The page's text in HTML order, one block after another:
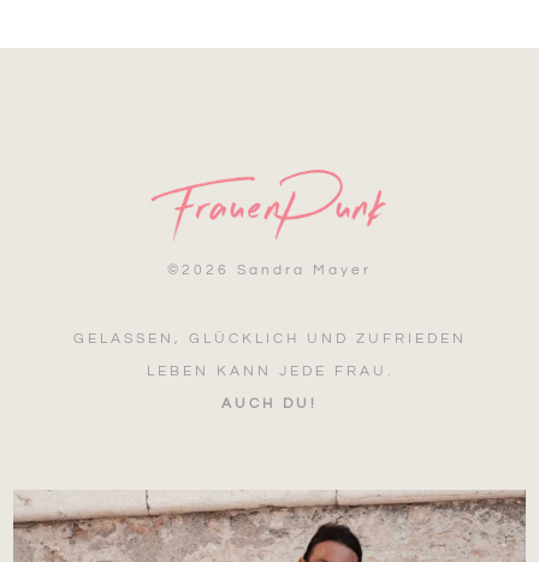
© 2026 Sandra Mayer
GELASSEN, GLÜCKLICH UND ZUFRIEDEN
LEBEN KANN JEDE FRAU.
AUCH DU!